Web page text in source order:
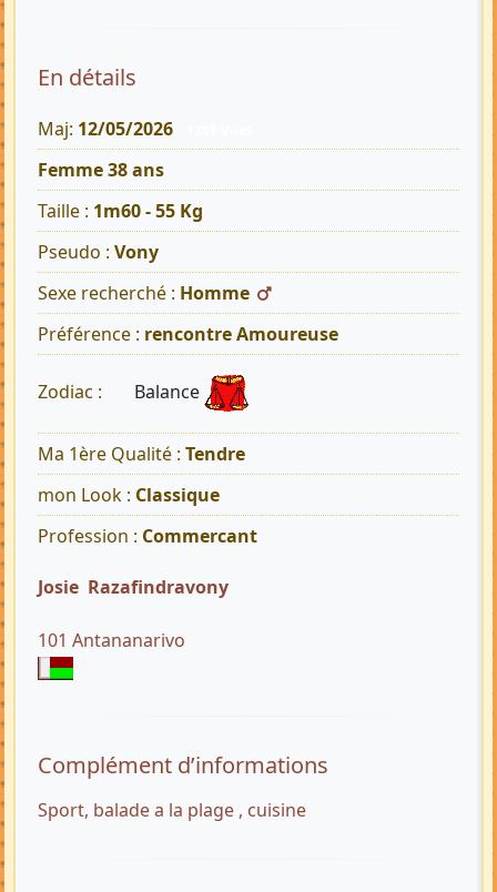
En détails
Maj: 12/05/2026
Femme 38 ans
Taille : 1m60 - 55 Kg
Pseudo : Vony
Sexe recherché : Homme
Préférence : rencontre Amoureuse
Zodiac : Balance
Ma 1ère Qualité : Tendre
mon Look : Classique
Profession : Commercant
Josie Razafindravony
101 Antananarivo
Complément d’informations
Sport, balade a la plage , cuisine